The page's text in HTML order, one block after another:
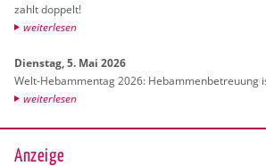
zahlt dop­pelt!
wei­ter­le­sen
Diens­tag, 5. Mai 2026
Welt-Heb­am­men­tag 2026: Heb­am­men­be­treu­ung
wei­ter­le­sen
Anzeige